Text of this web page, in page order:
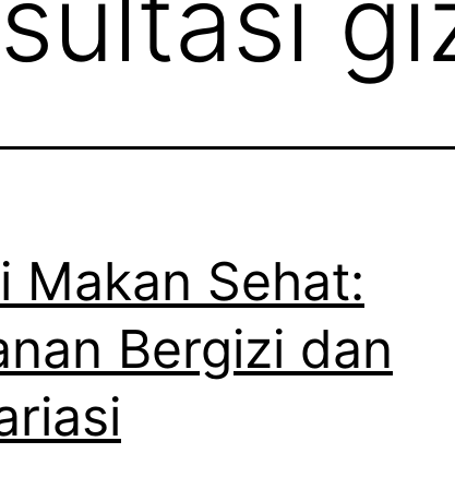
Makan Sehat:
Bergizi dan